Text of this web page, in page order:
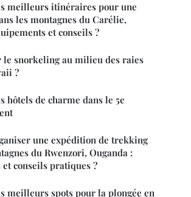
meilleurs itinéraires pour une
les montagnes du Carélie,
et conseils ?
snorkeling au milieu des raies
?
hôtels de charme dans le 5e
une expédition de trekking
du Rwenzori, Ouganda :
conseils pratiques ?
meilleurs spots pour la plongée en